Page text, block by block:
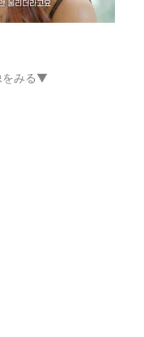
をみる▼